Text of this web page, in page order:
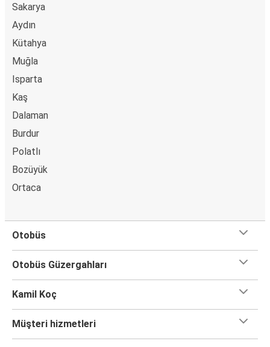
Sakarya
Aydın
Kütahya
Muğla
Isparta
Kaş
Dalaman
Burdur
Polatlı
Bozüyük
Ortaca
Otobüs
Otobüs Güzergahları
Kamil Koç
Müşteri hizmetleri